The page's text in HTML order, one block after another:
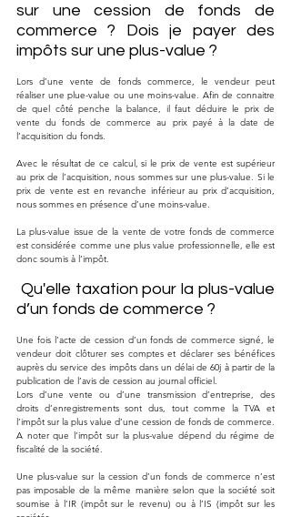
sur une cession de fonds de
commerce ? Dois je payer des
impôts sur une plus-value ?
Lors d’une vente de fonds commerce, le vendeur peut
réaliser une plue-value ou une moins-value. Afin de connaitre
de quel côté penche la balance, il faut déduire le prix de
vente du fonds de commerce au prix payé à la date de
l’acquisition du fonds.
Avec le résultat de ce calcul, si le prix de vente est supérieur
au prix de l’acquisition, nous sommes sur une plus-value. Si le
prix de vente est en revanche inférieur au prix d’acquisition,
nous sommes en présence d’une moins-value.
La plus-value issue de la vente de votre fonds de commerce
est considérée comme une plus value professionnelle, elle est
donc soumis à l’impôt.
d’un fonds de commerce ?
Une fois l’acte de cession d’un fonds de commerce signé, le
vendeur doit clôturer ses comptes et déclarer ses bénéfices
auprès du service des impôts dans un délai de 60j à partir de la
publication de l’avis de cession au journal officiel.
Lors d’une vente ou d’une transmission d’entreprise, des
droits d’enregistrements sont dus, tout comme la TVA et
l’impôt sur la plus value d’une cession de fonds de commerce.
A noter que l’impôt sur la plus-value dépend du régime de
fiscalité de la société.
Une plus-value sur la cession d’un fonds de commerce n’est
pas imposable de la même manière selon que la société soit
soumise à l’IR (impôt sur le revenu) ou à l’IS (impôt sur les